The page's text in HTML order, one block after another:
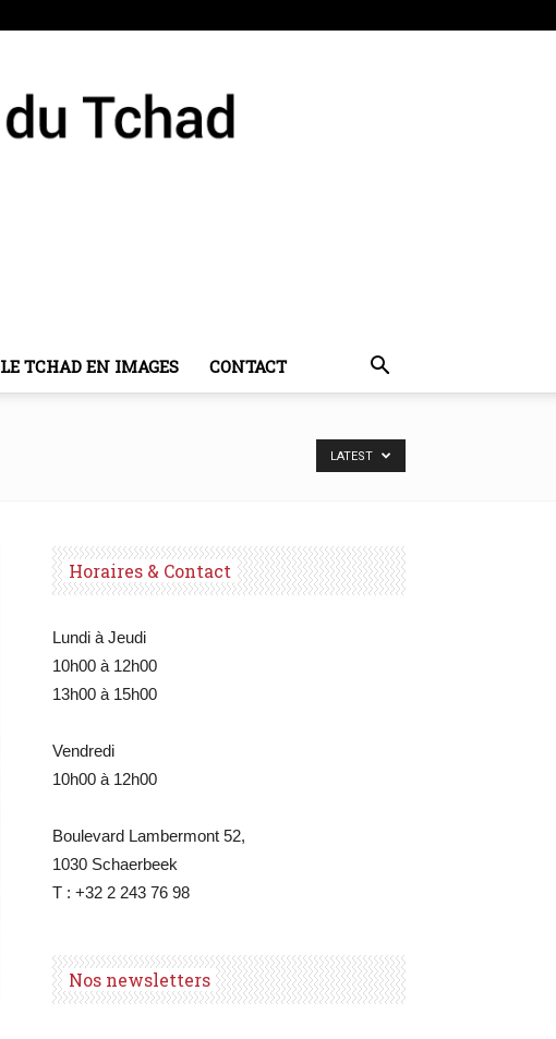
LE TCHAD EN IMAGES CONTACT
LATEST
Horaires & Contact
Lundi à Jeudi
10h00 à 12h00
13h00 à 15h00
Vendredi
10h00 à 12h00
Boulevard Lambermont 52,
1030 Schaerbeek
T : +32 2 243 76 98
Nos newsletters